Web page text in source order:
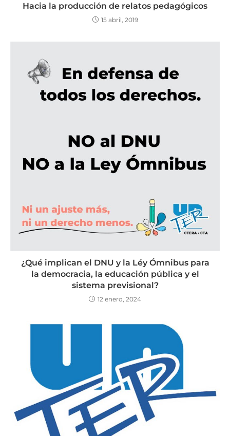
Hacia la producción de relatos pedagógicos
15 abril, 2019
¿Qué implican el DNU y la Léy Ómnibus para
la democracia, la educación pública y el
sistema previsional?
12 enero, 2024